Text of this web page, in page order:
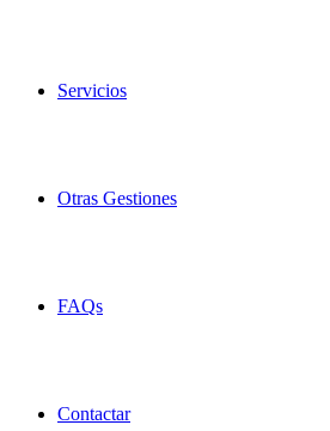
Servicios
Otras Gestiones
FAQs
Contactar